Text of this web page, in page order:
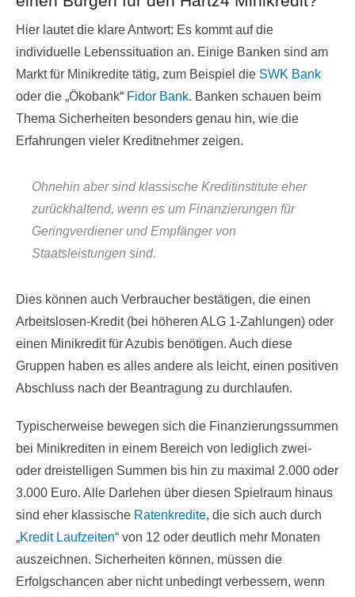
Hier lautet die klare Antwort: Es kommt auf die
individuelle Lebenssituation an. Einige Banken sind am
Markt für Minikredite tätig, zum Beispiel die SWK Bank
oder die „Ökobank“ Fidor Bank. Banken schauen beim
Thema Sicherheiten besonders genau hin, wie die
Erfahrungen vieler Kreditnehmer zeigen.
Ohnehin aber sind klassische Kreditinstitute eher
zurückhaltend, wenn es um Finanzierungen für
Geringverdiener und Empfänger von
Staatsleistungen sind.
Dies können auch Verbraucher bestätigen, die einen
Arbeitslosen-Kredit (bei höheren ALG 1-Zahlungen) oder
einen Minikredit für Azubis benötigen. Auch diese
Gruppen haben es alles andere als leicht, einen positiven
Abschluss nach der Beantragung zu durchlaufen.
Typischerweise bewegen sich die Finanzierungssummen
bei Minikrediten in einem Bereich von lediglich zwei-
oder dreistelligen Summen bis hin zu maximal 2.000 oder
3.000 Euro. Alle Darlehen über diesen Spielraum hinaus
sind eher klassische Ratenkredite, die sich auch durch
„Kredit Laufzeiten“ von 12 oder deutlich mehr Monaten
auszeichnen. Sicherheiten können, müssen die
Erfolgschancen aber nicht unbedingt verbessern, wenn